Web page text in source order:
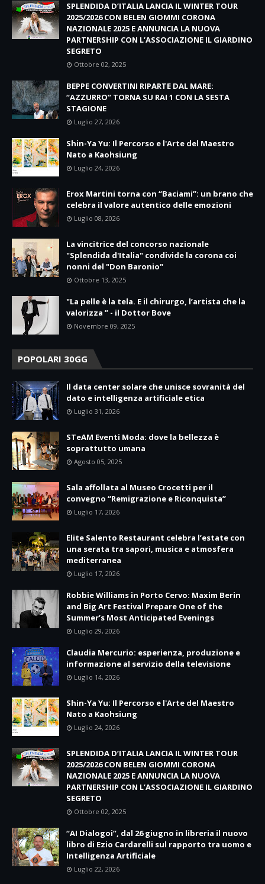
SPLENDIDA D’ITALIA LANCIA IL WINTER TOUR
2025/2026 CON BELEN GIOMMI CORONA
NAZIONALE 2025 E ANNUNCIA LA NUOVA
PARTNERSHIP CON L’ASSOCIAZIONE IL GIARDINO
SEGRETO
Ottobre 02, 2025
BEPPE CONVERTINI RIPARTE DAL MARE:
“AZZURRO” TORNA SU RAI 1 CON LA SESTA
STAGIONE
Luglio 27, 2026
Shin-Ya Yu: Il Percorso e l'Arte del Maestro
Nato a Kaohsiung
Luglio 24, 2026
Erox Martini torna con “Baciami”: un brano che
celebra il valore autentico delle emozioni
Luglio 08, 2026
La vincitrice del concorso nazionale
"Splendida d'Italia" condivide la corona coi
nonni del "Don Baronio"
Ottobre 13, 2025
"La pelle è la tela. E il chirurgo, l’artista che la
valorizza ” - il Dottor Bove
Novembre 09, 2025
POPOLARI 30GG
Il data center solare che unisce sovranità del
dato e intelligenza artificiale etica
Luglio 31, 2026
STeAM Eventi Moda: dove la bellezza è
soprattutto umana
Agosto 05, 2025
Sala affollata al Museo Crocetti per il
convegno “Remigrazione e Riconquista”
Luglio 17, 2026
Elite Salento Restaurant celebra l’estate con
una serata tra sapori, musica e atmosfera
mediterranea
Luglio 17, 2026
Robbie Williams in Porto Cervo: Maxim Berin
and Big Art Festival Prepare One of the
Summer’s Most Anticipated Evenings
Luglio 29, 2026
Claudia Mercurio: esperienza, produzione e
informazione al servizio della televisione
Luglio 14, 2026
Shin-Ya Yu: Il Percorso e l'Arte del Maestro
Nato a Kaohsiung
Luglio 24, 2026
SPLENDIDA D’ITALIA LANCIA IL WINTER TOUR
2025/2026 CON BELEN GIOMMI CORONA
NAZIONALE 2025 E ANNUNCIA LA NUOVA
PARTNERSHIP CON L’ASSOCIAZIONE IL GIARDINO
SEGRETO
Ottobre 02, 2025
“AI Dialogoi”, dal 26 giugno in libreria il nuovo
libro di Ezio Cardarelli sul rapporto tra uomo e
Intelligenza Artificiale
Luglio 22, 2026